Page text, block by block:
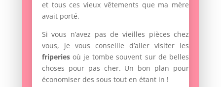
et tous ces vieux vêtements que ma mère
avait porté.
Si vous n’avez pas de vieilles pièces chez
vous, je vous conseille d’aller visiter les
friperiesoù je tombe souvent sur de belles
choses pour pas cher. Un bon plan pour
économiser des sous tout en étant in !